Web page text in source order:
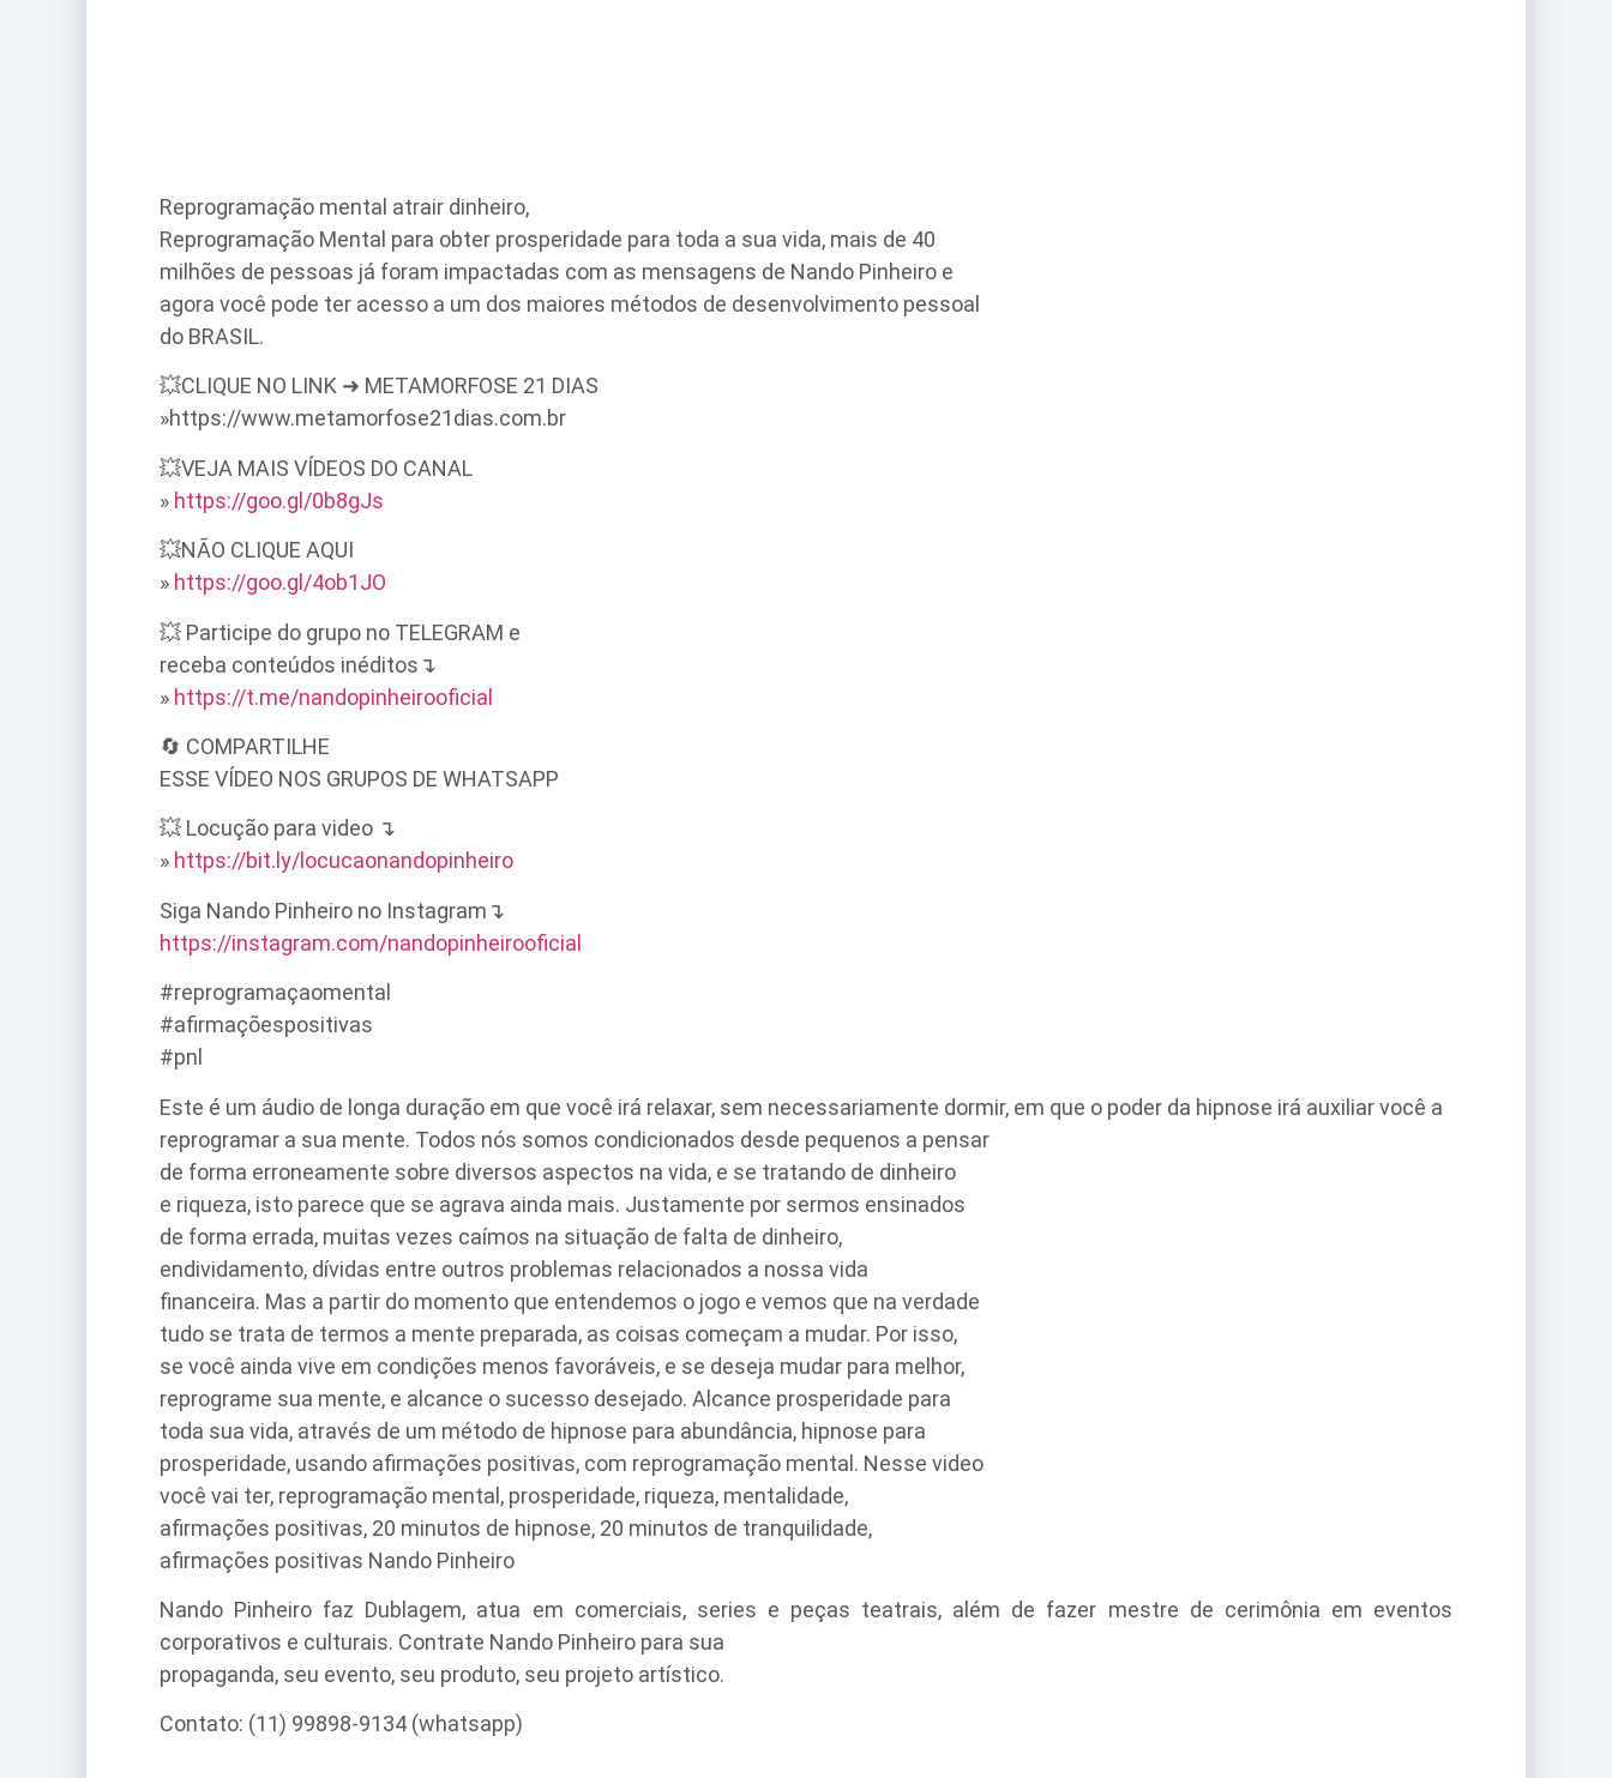
Reprogramação mental atrair dinheiro,
Reprogramação Mental para obter prosperidade para toda a sua vida, mais de 40
milhões de pessoas já foram impactadas com as mensagens de Nando Pinheiro e
agora você pode ter acesso a um dos maiores métodos de desenvolvimento pessoal
do BRASIL.
💥CLIQUE NO LINK ➜ METAMORFOSE 21 DIAS
»https://www.metamorfose21dias.com.br
💥VEJA MAIS VÍDEOS DO CANAL
» https://goo.gl/0b8gJs
💥NÃO CLIQUE AQUI
» https://goo.gl/4ob1JO
💥 Participe do grupo no TELEGRAM e
receba conteúdos inéditos↴
» https://t.me/nandopinheirooficial
🔄 COMPARTILHE
ESSE VÍDEO NOS GRUPOS DE WHATSAPP
💥 Locução para video ↴
» https://bit.ly/locucaonandopinheiro
Siga Nando Pinheiro no Instagram↴
https://instagram.com/nandopinheirooficial
#reprogramaçaomental
#afirmaçõespositivas
#pnl
Este é um áudio de longa duração em que você irá relaxar, sem necessariamente dormir, em que o poder da hipnose irá auxiliar você a
reprogramar a sua mente. Todos nós somos condicionados desde pequenos a pensar
de forma erroneamente sobre diversos aspectos na vida, e se tratando de dinheiro
e riqueza, isto parece que se agrava ainda mais. Justamente por sermos ensinados
de forma errada, muitas vezes caímos na situação de falta de dinheiro,
endividamento, dívidas entre outros problemas relacionados a nossa vida
financeira. Mas a partir do momento que entendemos o jogo e vemos que na verdade
tudo se trata de termos a mente preparada, as coisas começam a mudar. Por isso,
se você ainda vive em condições menos favoráveis, e se deseja mudar para melhor,
reprograme sua mente, e alcance o sucesso desejado. Alcance prosperidade para
toda sua vida, através de um método de hipnose para abundância, hipnose para
prosperidade, usando afirmações positivas, com reprogramação mental. Nesse video
você vai ter, reprogramação mental, prosperidade, riqueza, mentalidade,
afirmações positivas, 20 minutos de hipnose, 20 minutos de tranquilidade,
afirmações positivas Nando Pinheiro
Nando Pinheiro faz Dublagem, atua em comerciais, series e peças teatrais, além de fazer mestre de cerimônia em eventos
corporativos e culturais. Contrate Nando Pinheiro para sua
propaganda, seu evento, seu produto, seu projeto artístico.
Contato: (11) 99898-9134 (whatsapp)